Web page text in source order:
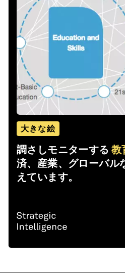
大きな絵
調さしモニターする 教
済、産業、グローバル
えています。